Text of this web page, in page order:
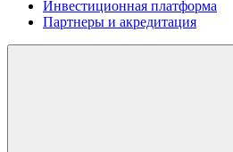
Инвестиционная платформа
Партнеры и акредитация